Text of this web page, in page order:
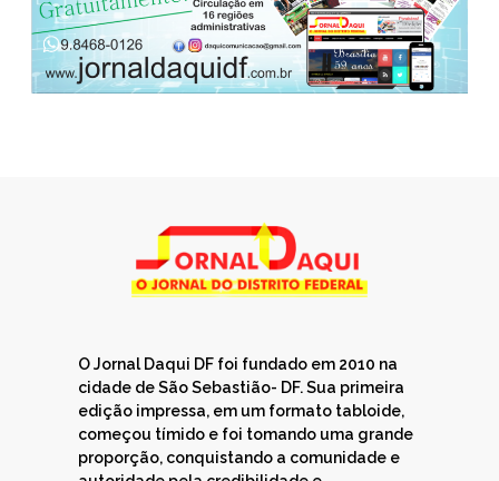
O Jornal Daqui DF foi fundado em 2010 na
cidade de São Sebastião- DF. Sua primeira
edição impressa, em um formato tabloide,
começou tímido e foi tomando uma grande
proporção, conquistando a comunidade e